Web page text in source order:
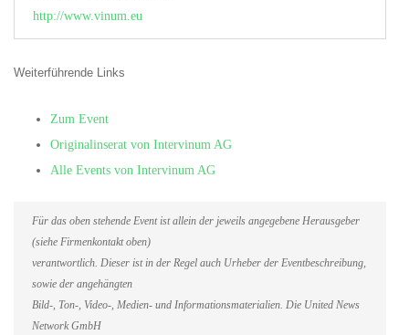
http://www.vinum.eu
Weiterführende Links
Zum Event
Originalinserat von Intervinum AG
Alle Events von Intervinum AG
Für das oben stehende Event ist allein der jeweils angegebene Herausgeber
(siehe Firmenkontakt oben)
verantwortlich. Dieser ist in der Regel auch Urheber der Eventbeschreibung,
sowie der angehängten
Bild-, Ton-, Video-, Medien- und Informationsmaterialien. Die United News
Network GmbH